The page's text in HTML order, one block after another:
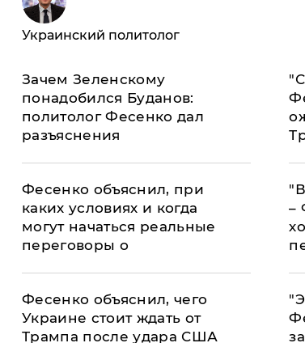
Украинский политолог
Зачем Зеленскому
понадобился Буданов:
политолог Фесенко дал
разъяснения
Фесенко объяснил, при
каких условиях и когда
могут начаться реальные
переговоры о
–
Фесенко объяснил, чего
Украине стоит ждать от
Трампа после удара США